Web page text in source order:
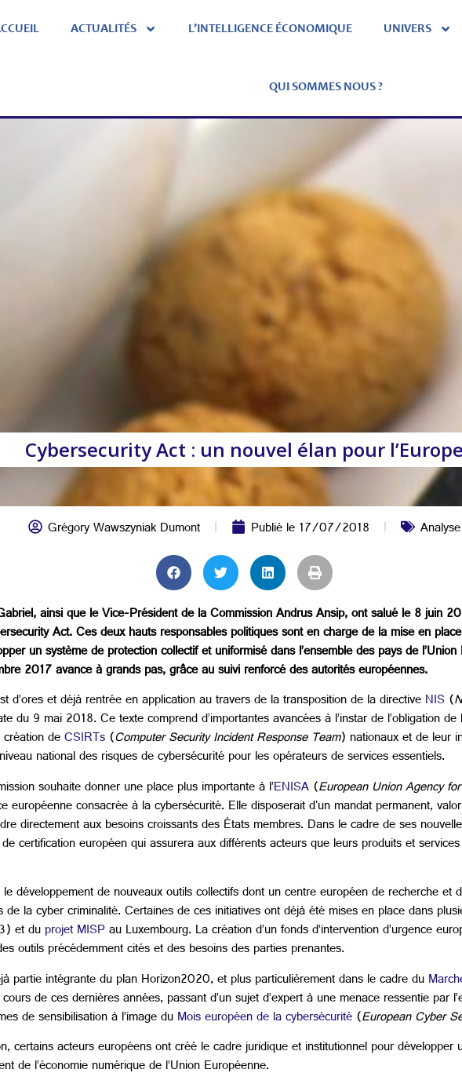
ACTUALITÉS L’INTELLIGENCE ÉCONOMIQUE UNIVERS
QUI SOMMES NOUS ?
Cybersecurity Act : un nouvel élan pour l’Europe
Grégory Wawszyniak Dumont Publié le17/07/2018 Analyse
ainsi que le Vice-Président de la Commission Andrus Ansip, ont salué le 8 juin
Act. Ces deux hauts responsables politiques sont en charge de la mise en
un système de protection collectif et uniformisé dans l’ensemble des pays de
2017 avance à grands pas, grâce au suivi renforcé des autorités européennes.
d’ores et déjà rentrée en application au travers de la transposition de la directiveNIS (
du 9 mai 2018. Ce texte comprend d’importantes avancées à l’instar de l’obligation
deCSIRTs(Computer Security Incident Response Team) nationaux et de leur
national des risques de cybersécurité pour les opérateurs de services essentiels.
souhaite donner une place plus importante à l’ENISA(European Union Agency
européenne consacrée à la cybersécurité. Elle disposerait d'un mandat permanent,
directement aux besoins croissants des États membres. Dans le cadre de ses
certification européen qui assurera aux différents acteurs que leurs produits et
développement de nouveaux outils collectifs dont un centre européen de recherche et
la cyber criminalité. Certaines de ces initiatives ont déjà été mises en place dans
et duprojet MISPau Luxembourg. La création d’un fonds d’intervention d’urgence
outils précédemment cités et des besoins des parties prenantes.
partie intégrante du plan Horizon2020, et plus particulièrement dans le cadre du
de ces dernières années, passant d’un sujet d’expert à une menace ressentie par
de sensibilisation à l’image duMois européen de la cybersécurité(European Cyber
certains acteurs européens ont créé le cadre juridique et institutionnel pour
de l’économie numérique de l’Union Européenne.